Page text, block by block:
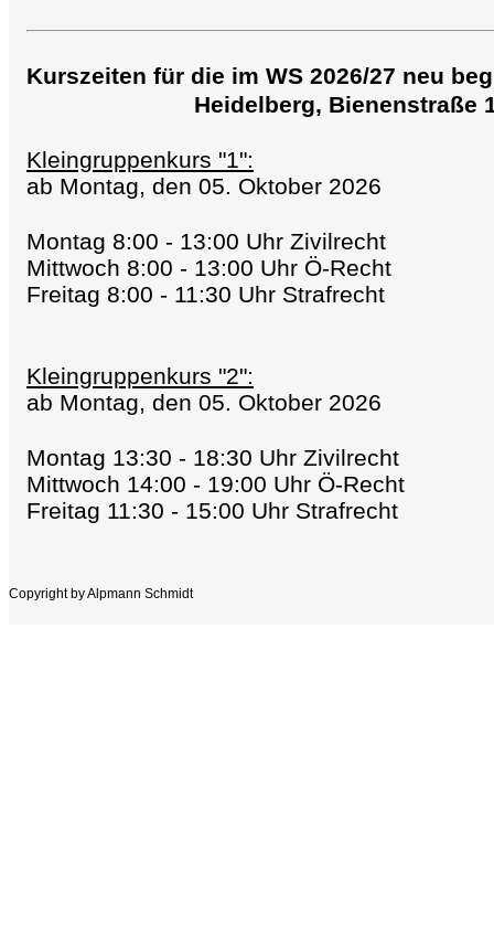
Kurszeiten für die im WS 2026/27 neu
Heidelberg, Bienenstraße
Kleingruppenkurs "1":
ab Montag, den 05. Oktober 2026
Montag 8:00 - 13:00 Uhr Zivilrecht
Mittwoch 8:00 - 13:00 Uhr Ö-Recht
Freitag 8:00 - 11:30 Uhr Strafrecht
Kleingruppenkurs "2":
ab Montag, den 05. Oktober 2026
Montag 13:30 - 18:30 Uhr Zivilrecht
Mittwoch 14:00 - 19:00 Uhr Ö-Recht
Freitag 11:30 - 15:00 Uhr Strafrecht
Copyright by Alpmann Schmidt